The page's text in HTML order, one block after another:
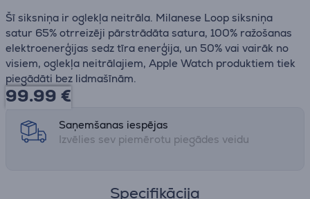
Šī siksniņa ir oglekļa neitrāla. Milanese Loop siksniņa
satur 65% otrreizēji pārstrādāta satura, 100% ražošanas
elektroenerģijas sedz tīra enerģija, un 50% vai vairāk no
visiem, oglekļa neitrālajiem, Apple Watch produktiem tiek
piegādāti bez lidmašīnām.
99.99 €
Saņemšanas iespējas
Izvēlies sev piemērotu piegādes veidu
Specifikācija